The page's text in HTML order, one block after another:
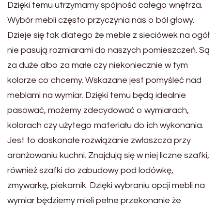
Dzięki temu utrzymamy spójność całego wnętrza.
Wybór mebli często przyczynia nas o ból głowy.
Dzieje się tak dlatego że meble z sieciówek na ogół
nie pasują rozmiarami do naszych pomieszczeń. Są
za duże albo za małe czy niekoniecznie w tym
kolorze co chcemy. Wskazane jest pomyśleć nad
meblami na wymiar. Dzięki temu będą idealnie
pasować, możemy zdecydować o wymiarach,
kolorach czy użytego materiału do ich wykonania.
Jest to doskonałe rozwiązanie zwłaszcza przy
aranżowaniu kuchni. Znajdują się w niej liczne szafki,
również szafki do zabudowy pod lodówkę,
zmywarkę, piekarnik. Dzięki wybraniu opcji mebli na
wymiar będziemy mieli pełne przekonanie że